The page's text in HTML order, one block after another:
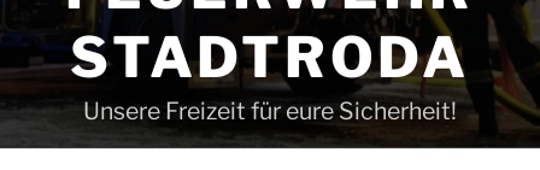
STADTRODA
Unsere Freizeit für eure Sicherheit!